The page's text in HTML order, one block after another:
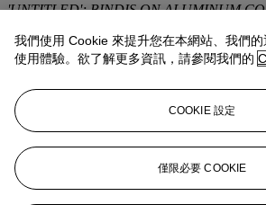
'UNTITLED'; BINDIS ON ALUMINUM
登入
瀏覽狀況報告
我們使用 Cookie 來提升您在本網站、我們
使用體驗。欲了解更多資訊，請參閱我們的
COOKIE 設定
僅限必要 COOKIE